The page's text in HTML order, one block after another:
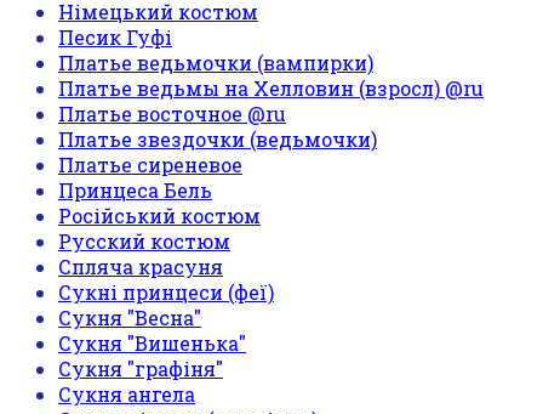
Німецький костюм
Песик Гуфі
Платье ведьмочки (вампирки)
Платье ведьмы на Хелловин (взросл) @ru
Платье восточное @ru
Платье звездочки (ведьмочки)
Платье сиреневое
Принцеса Бель
Російський костюм
Русский костюм
Спляча красуня
Сукні принцеси (феї)
Сукня "Весна"
Сукня "Вишенька"
Сукня "графіня"
Сукня ангела